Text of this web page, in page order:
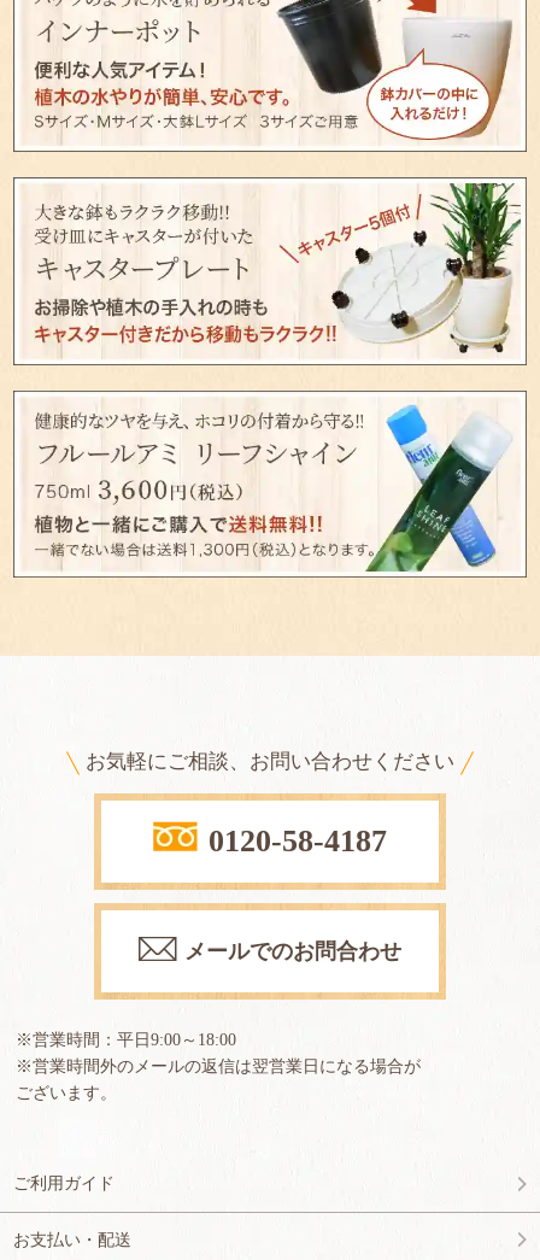
お気軽にご相談、お問い合わせください
0120-58-4187
メールでのお問合わせ
※営業時間：平日9:00～18:00
※営業時間外のメールの返信は翌営業日になる場合が
ございます。
ご利用ガイド
お支払い・配送